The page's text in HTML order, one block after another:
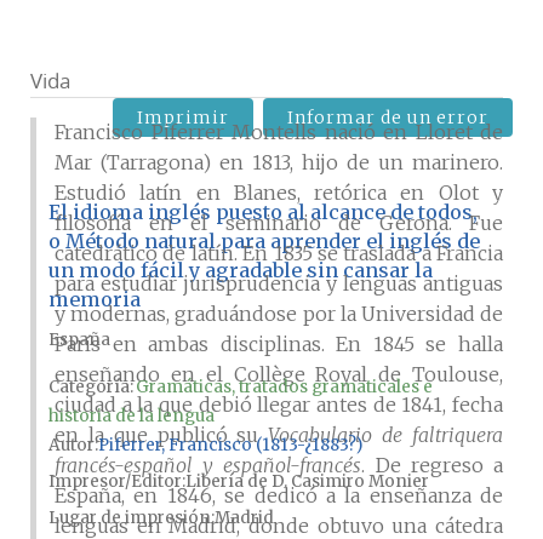
Vida
Francisco Piferrer Montells nació en Lloret de
Mar (Tarragona) en 1813, hijo de un marinero.
Estudió latín en Blanes, retórica en Olot y
filosofía en el seminario de Gerona. Fue
catedrático de latín. En 1835 se traslada a Francia
para estudiar jurisprudencia y lenguas antiguas
y modernas, graduándose por la Universidad de
París en ambas disciplinas. En 1845 se halla
enseñando en el Collège Royal de Toulouse,
ciudad a la que debió llegar antes de 1841, fecha
en la que publicó suVocabulario de faltriquera
francés-español y español-francés. De regreso a
España, en 1846, se dedicó a la enseñanza de
lenguas en Madrid, donde obtuvo una cátedra
Imprimir Informar de un error
El idioma inglés puesto al alcance de todos,
o Método natural para aprender el inglés de
un modo fácil y agradable sin cansar la
memoria
España
Categoría:Gramáticas, tratados gramaticales e
historia de la lengua
AutorPiferrer, Francisco (1813-¿1883?)
Impresor/Editor Libería de D. Casimiro Monier
Lugar de impresiónMadrid